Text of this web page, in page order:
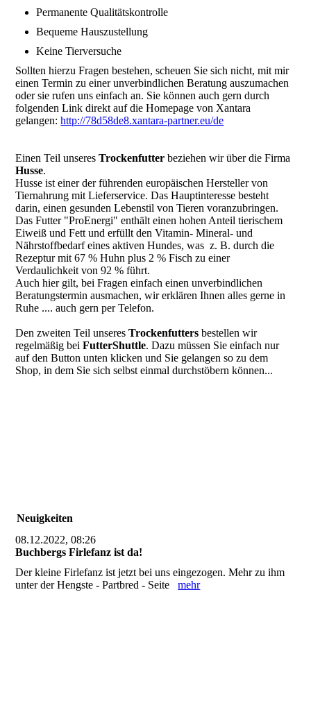
Permanente Qualitätskontrolle
Bequeme Hauszustellung
Keine Tierversuche
Sollten hierzu Fragen bestehen, scheuen Sie sich nicht, mit mir
einen Termin zu einer unverbindlichen Beratung auszumachen
oder sie rufen uns einfach an. Sie können auch gern durch
folgenden Link direkt auf die Homepage von Xantara
gelangen:http://78d58de8.xantara-partner.eu/de
Einen Teil unseresTrockenfutter beziehen wir über die Firma
Husse.
Husse ist einer der führenden europäischen Hersteller von
Tiernahrung mit Lieferservice. Das Hauptinteresse besteht
darin, einen gesunden Lebenstil von Tieren voranzubringen.
Das Futter "ProEnergi" enthält einen hohen Anteil tierischem
Eiweiß und Fett und erfüllt den Vitamin- Mineral- und
Nährstoffbedarf eines aktiven Hundes, was z. B. durch die
Rezeptur mit 67 % Huhn plus 2 % Fisch zu einer
Verdaulichkeit von 92 % führt.
Auch hier gilt, bei Fragen einfach einen unverbindlichen
Beratungstermin ausmachen, wir erklären Ihnen alles gerne in
Ruhe .... auch gern per Telefon.
Den zweiten Teil unseresTrockenfutters bestellen wir
regelmäßig beiFutterShuttle. Dazu müssen Sie einfach nur
auf den Button unten klicken und Sie gelangen so zu dem
Shop, in dem Sie sich selbst einmal durchstöbern können...
Neuigkeiten
08.12.2022, 08:26
Buchbergs Firlefanz ist da!
Der kleine Firlefanz ist jetzt bei uns eingezogen. Mehr zu ihm
unter der Hengste - Partbred - Seitemehr